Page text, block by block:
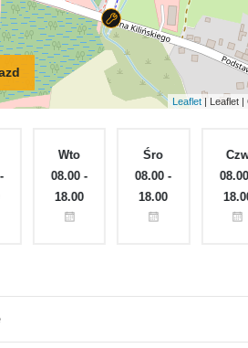
Leaflet | Leaflet |
Wto
08.00 -
18.00
Śro
08.00 -
18.00